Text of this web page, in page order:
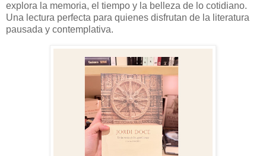
explora la memoria, el tiempo y la belleza de lo cotidiano.
Una lectura perfecta para quienes disfrutan de la literatura
pausada y contemplativa.